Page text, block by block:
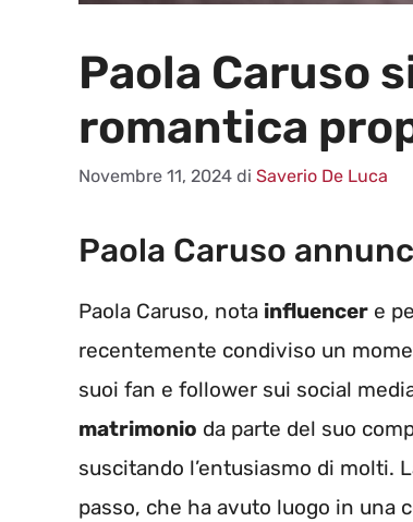
Paola Caruso
romantica
Novembre 11, 2024 di Saverio De Luca
Paola Caruso
Paola Caruso, nota influencer e
recentemente condiviso un
suoi fan e follower sui social
matrimonio da parte del suo
suscitando l’entusiasmo di molti.
passo, che ha avuto luogo in una